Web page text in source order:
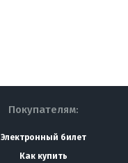
Покупателям:
Электронный билет
Как купить